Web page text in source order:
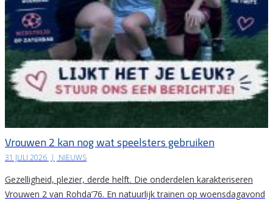
Vrouwen 2 kan nog wat speelsters gebruiken
31 JULI 2026 | NIEUWS
Gezelligheid, plezier, derde helft. Die onderdelen karakteriseren
Vrouwen 2 van Rohda’76. En natuurlijk trainen op woensdagavond